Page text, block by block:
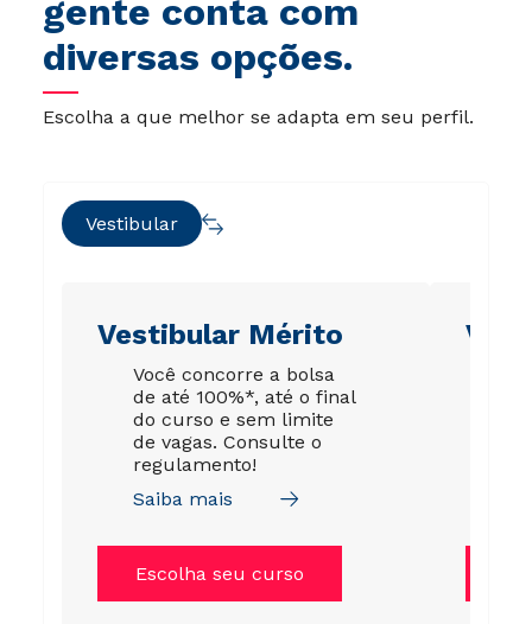
gente conta com
diversas opções.
Escolha a que melhor se adapta em seu perfil.
Vestibular
Vestibular Mérito
Você concorre a bolsa
de até 100%*, até o final
do curso e sem limite
de vagas. Consulte o
regulamento!
Saiba mais
Escolha seu curso